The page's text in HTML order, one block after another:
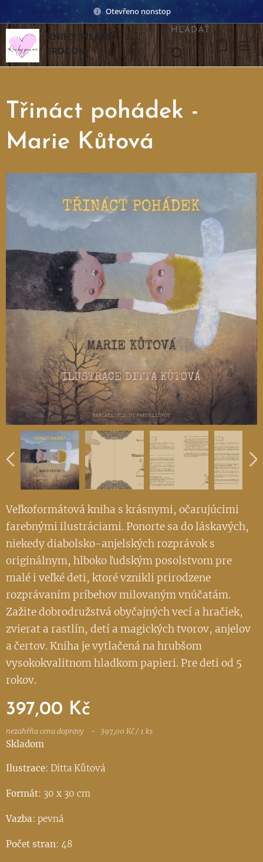
Otevřeno nonstop
KNIHY PÍSANÉ
SRDCOM
HĽADAŤ
Třináct pohádek -
Marie Kůtová
Veľkoformátová kniha s krásnymi, očarujúcimi
farebnými ilustráciami. Ponorte sa do láskavých,
niekedy diabolsko-anjelských rozprávok s
originálnym, hlboko ľudským posolstvom pre
malé i veľké deti, ktoré vznikli prirodzene
rozprávaním príbehov milovaným vnúčatám.
Zažite dobrodružstvá obyčajných vecí a hračiek,
zvierat a rastlín, detí a magických tvorov, anjelov
a čertov. Kniha je vytlačená na hrubšom
vysokokvalitnom hladkom papieri. Pre deti od 5
rokov.
397,00 Kč
nezahŕňa cenu dopravy 397,00 Kč / 1 ks
Skladom
Ilustrace: Ditta Kůtová
Formát: 30 x 30 cm
Vazba: pevná
Počet stran: 48